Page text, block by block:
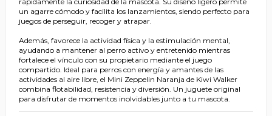
un agarre cómodo y facilita los lanzamientos, siendo perfecto para
juegos de perseguir, recoger y atrapar.
Además, favorece la actividad física y la estimulación mental,
ayudando a mantener al perro activo y entretenido mientras
fortalece el vínculo con su propietario mediante el juego
compartido. Ideal para perros con energía y amantes de las
actividades al aire libre, el Mini Zeppelin Naranja de Kiwi Walker
combina flotabilidad, resistencia y diversión. Un juguete original
para disfrutar de momentos inolvidables junto a tu mascota.